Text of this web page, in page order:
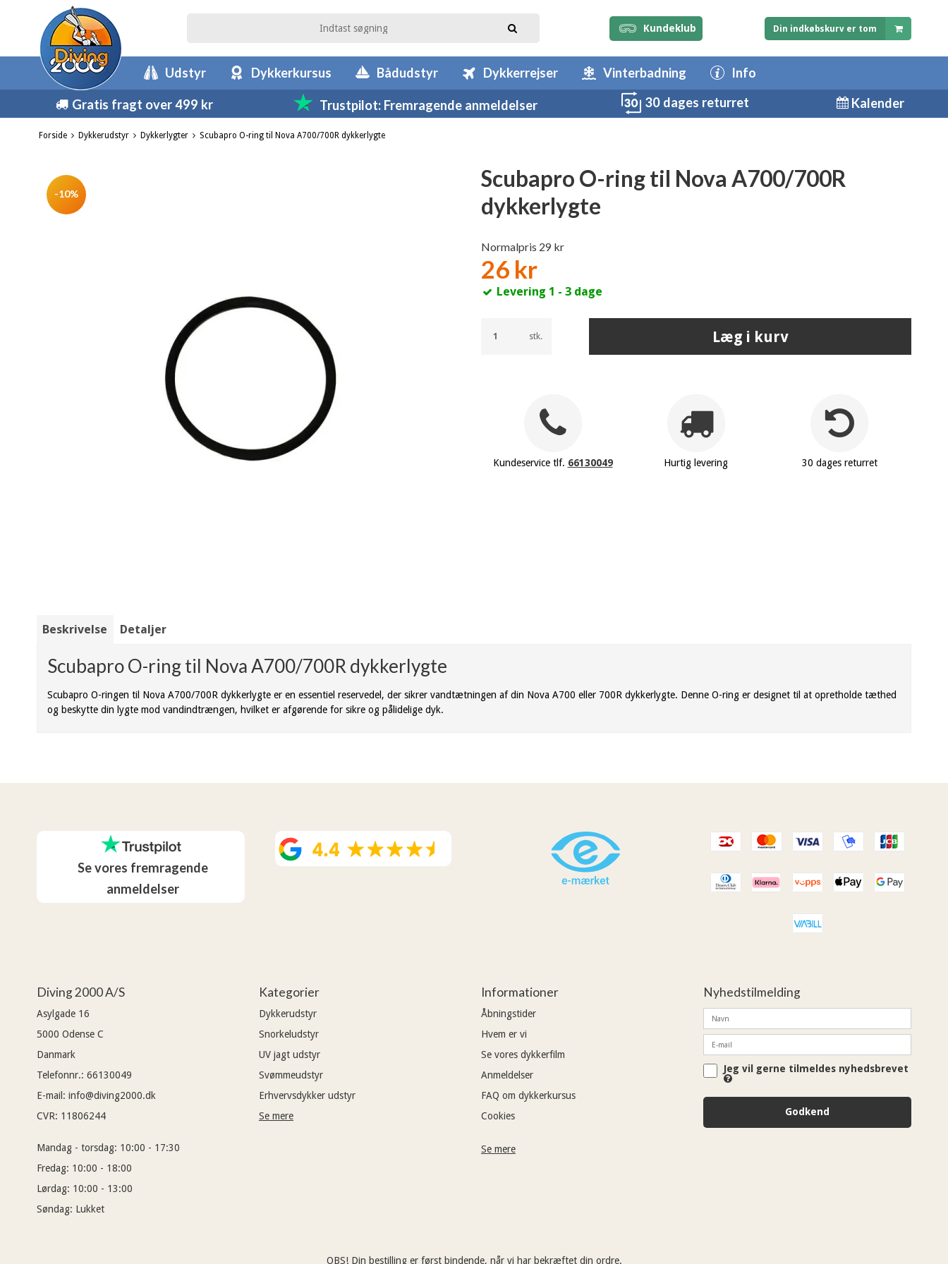
Kundeklub Din indkøbskurv er tom
Udstyr Dykkerkursus Bådudstyr Dykkerrejser Vinterbadning Info
Gratis fragt over 499 kr Trustpilot: Fremragende anmeldelser 30 dages returret Kalender
Forside Dykkerudstyr Dykkerlygter Scubapro O-ring til Nova A700/700R dykkerlygte
-10%
Scubapro O-ring til Nova A700/700R
dykkerlygte
Normalpris 29 kr
26 kr
Levering 1 - 3 dage
stk. Læg i kurv
Kundeservice tlf. 66130049 Hurtig levering 30 dages returret
Beskrivelse Detaljer
Scubapro O-ring til Nova A700/700R dykkerlygte
Scubapro O-ringen til Nova A700/700R dykkerlygte er en essentiel reservedel, der sikrer vandtætningen af din Nova A700 eller 700R dykkerlygte. Denne O-ring er designet til at opretholde tæthed
og beskytte din lygte mod vandindtrængen, hvilket er afgørende for sikre og pålidelige dyk.
Se vores fremragende
anmeldelser
Diving 2000 A/S
Asylgade 16
5000 Odense C
Danmark
Telefonnr.: 66130049
E-mail : info@diving2000.dk
CVR: 11806244
Mandag - torsdag: 10:00 - 17:30
Fredag: 10:00 - 18:00
Lørdag: 10:00 - 13:00
Søndag: Lukket
Kategorier
Dykkerudstyr
Snorkeludstyr
UV jagt udstyr
Svømmeudstyr
Erhvervsdykker udstyr
Se mere
Informationer
Åbningstider
Hvem er vi
Se vores dykkerfilm
Anmeldelser
FAQ om dykkerkursus
Cookies
Se mere
Nyhedstilmelding
Jeg vil gerne tilmeldes nyhedsbrevet
Godkend
OBS! Din bestilling er først bindende, når vi har bekræftet din ordre.